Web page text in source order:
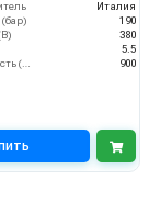
Италия
(бар)
190
380
5.5
Производительность (л/ч)
900